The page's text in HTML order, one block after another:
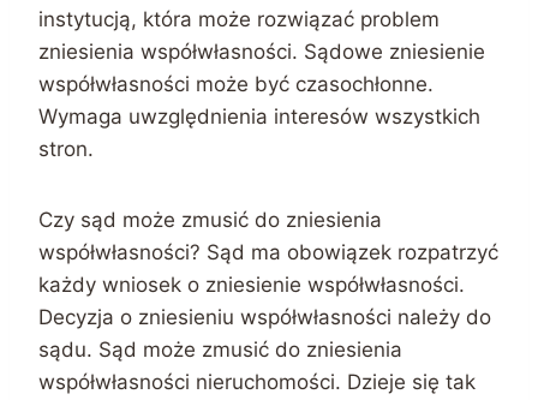
instytucją, która może rozwiązać problem
zniesienia współwłasności. Sądowe zniesienie
współwłasności może być czasochłonne.
Wymaga uwzględnienia interesów wszystkich
stron.
Czy sąd może zmusić do zniesienia
współwłasności? Sąd ma obowiązek rozpatrzyć
każdy wniosek o zniesienie współwłasności.
Decyzja o zniesieniu współwłasności należy do
sądu. Sąd może zmusić do zniesienia
współwłasności nieruchomości. Dzieje się tak